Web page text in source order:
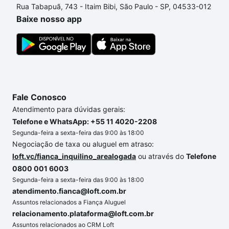
envolvidos no processo de compra, veja em nosso
portal quanto custa comprar um apartamento
conte com a gente para comprar o imóvel dos seus
sonhos com segurança e conforto. Loft, com você
Rua Tabapuã, 743 - Itaim Bibi, São Paulo - SP, 04533-012
Baixe nosso app
Fale Conosco
Atendimento para dúvidas gerais:
Telefone e WhatsApp: +55 11 4020-2208
Segunda-feira a sexta-feira das 9:00 às 18:00
Negociação de taxa ou aluguel em atraso:
loft.vc/fianca_inquilino_arealogada ou através do Telefone
0800 001 6003
Segunda-feira a sexta-feira das 9:00 às 18:00
atendimento.fianca@loft.com.br
Assuntos relacionados a Fiança Aluguel
relacionamento.plataforma@loft.com.br
Assuntos relacionados ao CRM Loft